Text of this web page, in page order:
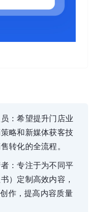
：希望提升门店业
略和新媒体获客技
转化的全流程。
：专注于为不同平
）定制高效内容，
作，提高内容质量